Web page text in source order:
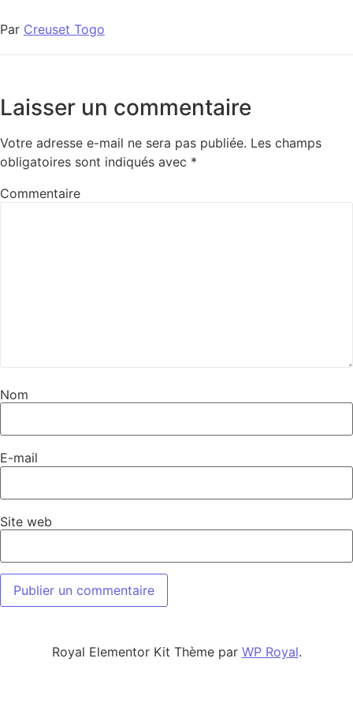
Par Creuset Togo
Laisser un commentaire
Votre adresse e-mail ne sera pas publiée. Les champs
obligatoires sont indiqués avec *
Commentaire
Nom
E-mail
Site web
Royal Elementor Kit Thème par WP Royal.